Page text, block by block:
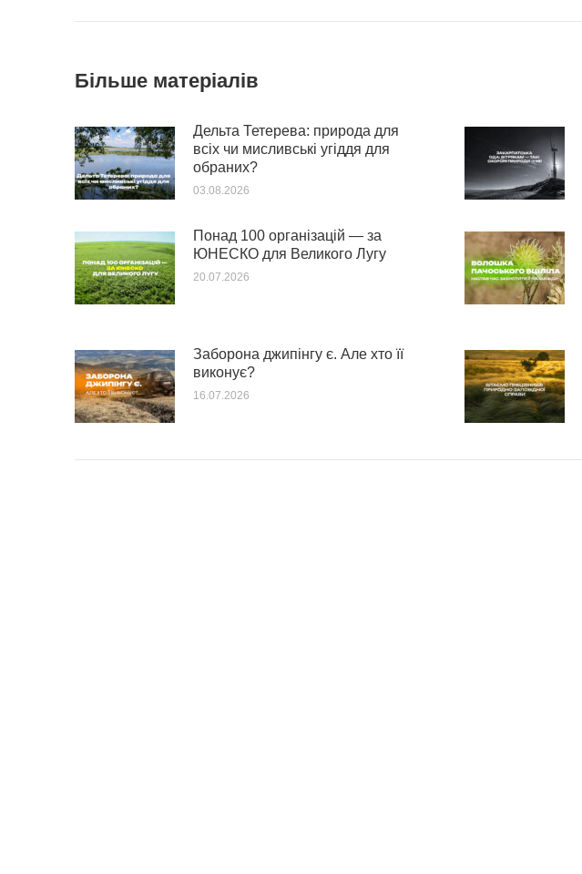
Більше матеріалів
Дельта Тетерева: природа для
всіх чи мисливські угіддя для
обраних?
03.08.2026
Понад 100 організацій — за
ЮНЕСКО для Великого Лугу
20.07.2026
Заборона джипінгу є. Але хто її
виконує?
16.07.2026